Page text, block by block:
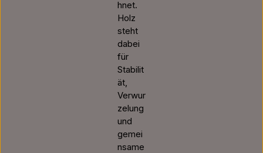
hnet.
Holz
steht
dabei
für
Stabilit
ät,
Verwur
zelung
und
gemei
nsame